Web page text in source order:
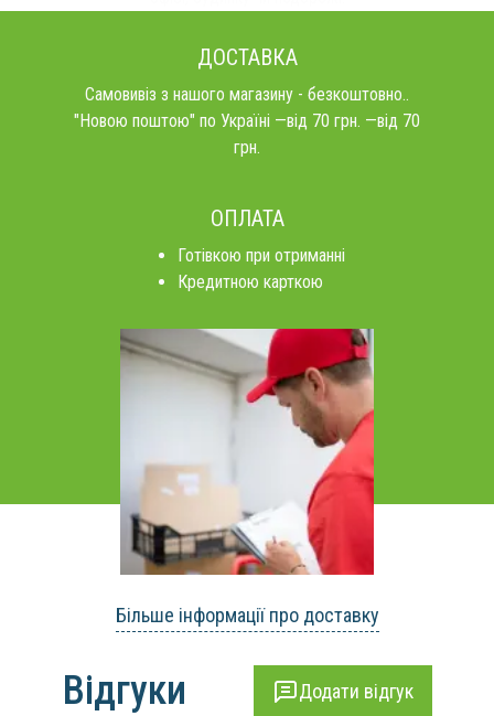
ДОСТАВКА
Самовивіз з нашого магазину - безкоштовно..
"Новою поштою" по Україні —від 70 грн. —від 70
грн.
ОПЛАТА
Готівкою при отриманні
Кредитною карткою
Більше інформації про доставку
Відгуки Додати відгук